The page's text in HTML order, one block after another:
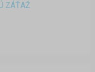
ZÁŤAŽ